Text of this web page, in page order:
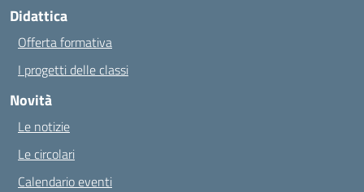
Didattica
Offerta formativa
I progetti delle classi
Novità
Le notizie
Le circolari
Calendario eventi